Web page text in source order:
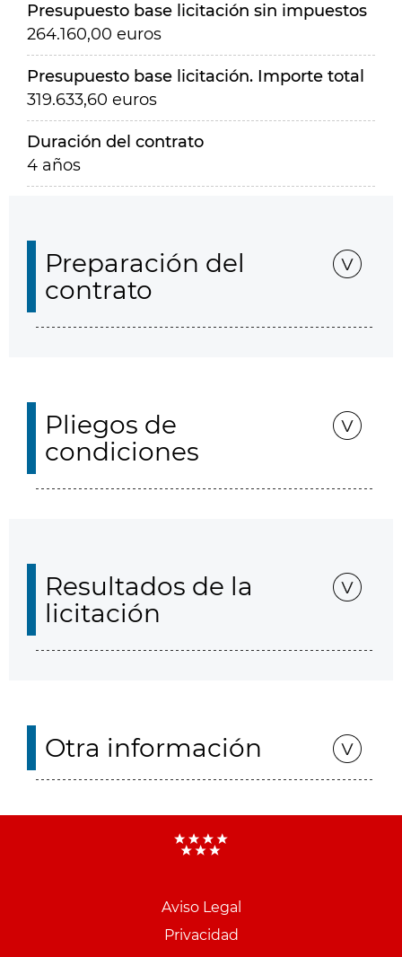
Presupuesto base licitación sin impuestos
264.160,00 euros
Presupuesto base licitación. Importe total
319.633,60 euros
Duración del contrato
4 años
Preparación del
contrato
Pliegos de
condiciones
Resultados de la
licitación
Otra información
Aviso Legal
Privacidad